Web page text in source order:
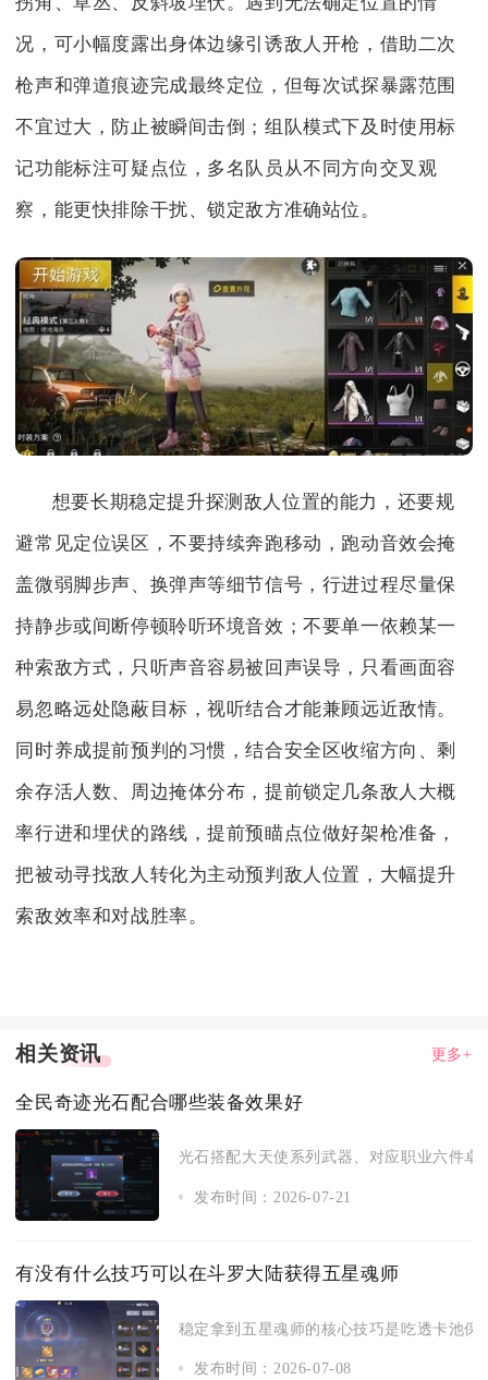
况，可小幅度露出身体边缘引诱敌人开枪，借助二次
枪声和弹道痕迹完成最终定位，但每次试探暴露范围
不宜过大，防止被瞬间击倒；组队模式下及时使用标
记功能标注可疑点位，多名队员从不同方向交叉观
察，能更快排除干扰、锁定敌方准确站位。
想要长期稳定提升探测敌人位置的能力，还要规
避常见定位误区，不要持续奔跑移动，跑动音效会掩
盖微弱脚步声、换弹声等细节信号，行进过程尽量保
持静步或间断停顿聆听环境音效；不要单一依赖某一
种索敌方式，只听声音容易被回声误导，只看画面容
易忽略远处隐蔽目标，视听结合才能兼顾远近敌情。
同时养成提前预判的习惯，结合安全区收缩方向、剩
余存活人数、周边掩体分布，提前锁定几条敌人大概
率行进和埋伏的路线，提前预瞄点位做好架枪准备，
把被动寻找敌人转化为主动预判敌人位置，大幅提升
索敌效率和对战胜率。
相关资讯 更多+
全民奇迹光石配合哪些装备效果好
光石搭配大天使系列武器、对应职业六件
发布时间：2026-07-21
有没有什么技巧可以在斗罗大陆获得五星魂师
稳定拿到五星魂师的核心技巧是吃透卡池
发布时间：2026-07-08